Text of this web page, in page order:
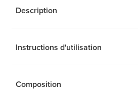
Description
Une formule
pour un bien-
Instructions d'utilisation
Composition